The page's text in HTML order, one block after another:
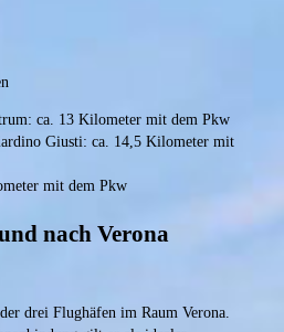
ca. 13 Kilometer mit dem Pkw
Giusti: ca. 14,5 Kilometer mit
mit dem Pkw
nach Verona
drei Flughäfen im Raum Verona.